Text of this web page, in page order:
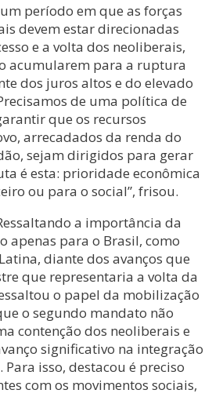
período em que as forças
devem estar direcionadas
e a volta dos neoliberais,
acumularem para a ruptura
dos juros altos e do elevado
de uma política de
que os recursos
arrecadados da renda do
sejam dirigidos para gerar
é esta: prioridade econômica
ou para o social”, frisou.
a importância da
apenas para o Brasil, como
diante dos avanços que
que representaria a volta da
o papel da mobilização
o segundo mandato não
contenção dos neoliberais e
significativo na integração
isso, destacou é preciso
com os movimentos sociais,